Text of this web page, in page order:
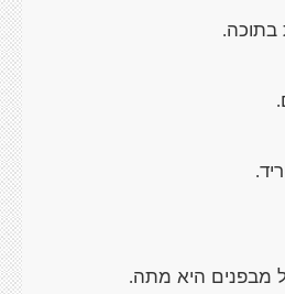
.
.
.
מבפנים היא מתה.